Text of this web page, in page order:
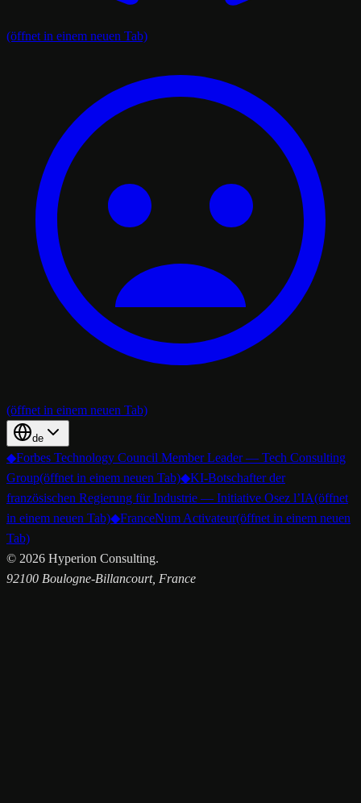
(öffnet in einem neuen Tab)
(öffnet in einem neuen Tab)
de
◆Forbes Technology Council Member Leader — Tech Consulting
Group(öffnet in einem neuen Tab)◆KI-Botschafter der
französischen Regierung für Industrie — Initiative Osez l’IA(öffnet
in einem neuen Tab)◆FranceNum Activateur(öffnet in einem neuen
Tab)
© 2026 Hyperion Consulting.
92100 Boulogne-Billancourt, France